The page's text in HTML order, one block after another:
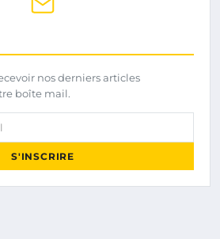
nos derniers articles
boîte mail.
S'INSCRIRE